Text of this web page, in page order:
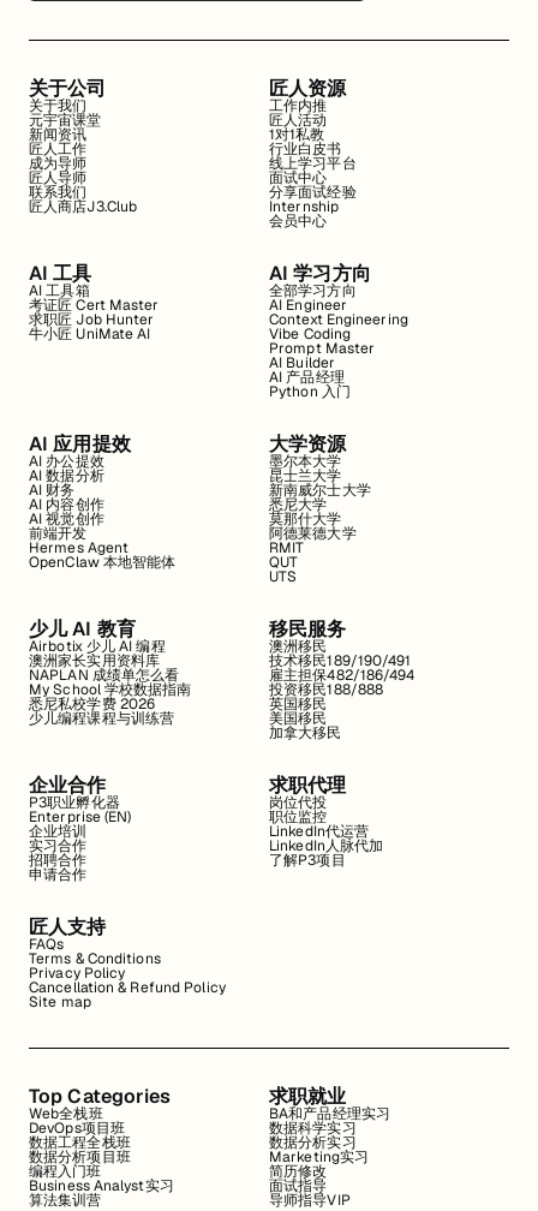
关于公司
关于我们
元宇宙课堂
新闻资讯
匠人工作
成为导师
匠人导师
联系我们
匠人商店J3.Club
匠人资源
工作内推
匠人活动
1对1私教
行业白皮书
线上学习平台
面试中心
分享面试经验
Internship
会员中心
AI 工具
AI 工具箱
考证匠 Cert Master
求职匠 Job Hunter
牛小匠 UniMate AI
AI 学习方向
全部学习方向
AI Engineer
Context Engineering
Vibe Coding
Prompt Master
AI Builder
AI 产品经理
Python 入门
AI 应用提效
AI 办公提效
AI 数据分析
AI 财务
AI 内容创作
AI 视觉创作
前端开发
Hermes Agent
OpenClaw 本地智能体
大学资源
墨尔本大学
昆士兰大学
新南威尔士大学
悉尼大学
莫那什大学
阿德莱德大学
RMIT
QUT
UTS
少儿 AI 教育
Airbotix 少儿 AI 编程
澳洲家长实用资料库
NAPLAN 成绩单怎么看
My School 学校数据指南
悉尼私校学费 2026
少儿编程课程与训练营
移民服务
澳洲移民
技术移民189/190/491
雇主担保482/186/494
投资移民188/888
英国移民
美国移民
加拿大移民
企业合作
P3职业孵化器
Enterprise (EN)
企业培训
实习合作
招聘合作
申请合作
求职代理
岗位代投
职位监控
LinkedIn代运营
LinkedIn人脉代加
了解P3项目
匠人支持
FAQs
Terms & Conditions
Privacy Policy
Cancellation & Refund Policy
Site map
Top Categories
Web全栈班
DevOps项目班
数据工程全栈班
数据分析项目班
编程入门班
Business Analyst实习
算法集训营
求职就业
BA和产品经理实习
数据科学实习
数据分析实习
Marketing实习
简历修改
面试指导
导师指导VIP